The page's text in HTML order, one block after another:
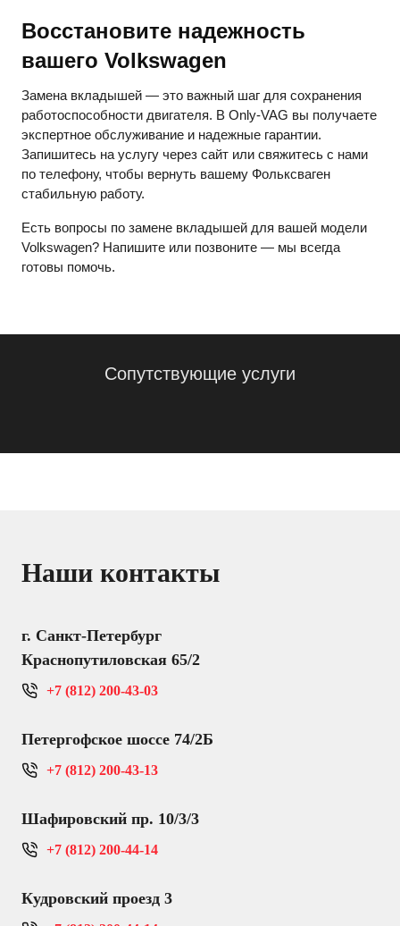
Восстановите надежность
вашего Volkswagen
Замена вкладышей — это важный шаг для сохранения
работоспособности двигателя. В Only-VAG вы получаете
экспертное обслуживание и надежные гарантии.
Запишитесь на услугу через сайт или свяжитесь с нами
по телефону, чтобы вернуть вашему Фольксваген
стабильную работу.
Есть вопросы по замене вкладышей для вашей модели
Volkswagen? Напишите или позвоните — мы всегда
готовы помочь.
Сопутствующие услуги
Наши контакты
г. Санкт-Петербург
Краснопутиловская 65/2
+7 (812) 200-43-03
Петергофское шоссе 74/2Б
+7 (812) 200-43-13
Шафировский пр. 10/3/3
+7 (812) 200-44-14
Кудровский проезд 3